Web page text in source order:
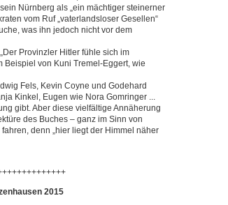
Nürnberg als „ein mächtiger steinerner
vom Ruf „vaterlandsloser Gesellen“
was ihn jedoch nicht vor dem
Provinzler Hitler fühle sich im
Beispiel von Kuni Tremel-Eggert, wie
Fels, Kevin Coyne und Godehard
Kinkel, Eugen wie Nora Gomringer ...
gibt. Aber diese vielfältige Annäherung
des Buches – ganz im Sinn von
denn „hier liegt der Himmel näher
2015